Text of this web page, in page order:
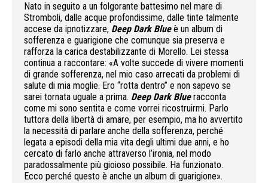
Nato in seguito a un folgorante battesimo nel mare di
Stromboli, dalle acque profondissime, dalle tinte talmente
accese da ipnotizzare, Deep Dark Blue è un album di
sofferenza e guarigione che comunque sia preserva e
rafforza la carica destabilizzante di Morello. Lei stessa
continua a raccontare: «A volte succede di vivere momenti
di grande sofferenza, nel mio caso arrecati da problemi di
salute di mia moglie. Ero “rotta dentro” e non sapevo se
sarei tornata uguale a prima. Deep Dark Blue racconta
come mi sono sentita e come vorrei ricostruirmi. Parlo
tuttora della libertà di amare, per esempio, ma ho avvertito
la necessità di parlare anche della sofferenza, perché
legata a episodi della mia vita degli ultimi due anni, e ho
cercato di farlo anche attraverso l’ironia, nel modo
paradossalmente più gioioso possibile. Ha funzionato.
Ecco perché questo è anche un album di guarigione».